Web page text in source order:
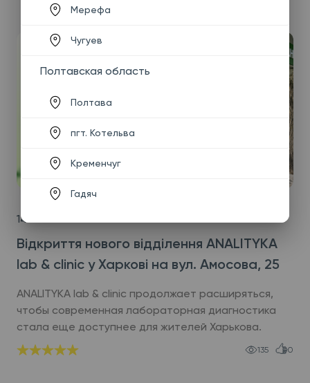
14.07.2026
Відкриття нового відділення ANALITYKA
lab & clinic у Харкові на вул. Амосова, 25
ANALITYKA lab & clinic продолжает расширяться,
чтобы современная лабораторная диагностика
стала еще доступнее для жителей Харькова.
135 0
Мерефа
Чугуев
Полтавская область
Полтава
пгт. Котельва
Кременчуг
Гадяч